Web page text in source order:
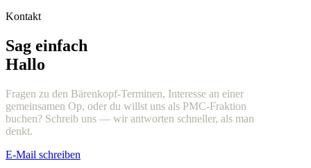
Kontakt
Sag einfach
Hallo
Fragen zu den Bärenkopf-Terminen, Interesse an einer
gemeinsamen Op, oder du willst uns als PMC-Fraktion
buchen? Schreib uns — wir antworten schneller, als man
denkt.
E-Mail schreiben